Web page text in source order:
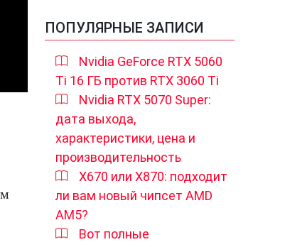
ПОПУЛЯРНЫЕ ЗАПИСИ
Nvidia GeForce RTX 5060
Ti 16 ГБ против RTX 3060 Ti
Nvidia RTX 5070 Super:
дата выхода,
характеристики, цена и
производительность
X670 или X870: подходит
ли вам новый чипсет AMD
AM5?
Вот полные